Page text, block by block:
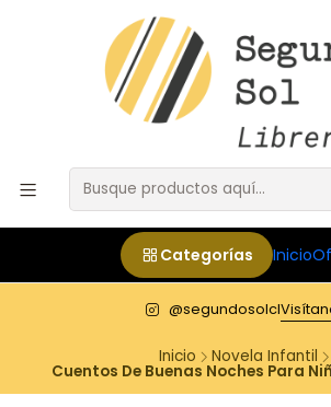
Categorías Inicio
@segundosolcl
Inicio Novela Infantil
Cuentos De Buenas Noches Para